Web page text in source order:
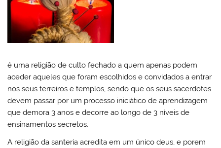
é uma religião de culto fechado a quem apenas podem
aceder aqueles que foram escolhidos e convidados a entrar
nos seus terreiros e templos, sendo que os seus sacerdotes
devem passar por um processo iniciático de aprendizagem
que demora 3 anos e decorre ao longo de 3 níveis de
ensinamentos secretos.
A religião da santeria acredita em um único deus, e porem